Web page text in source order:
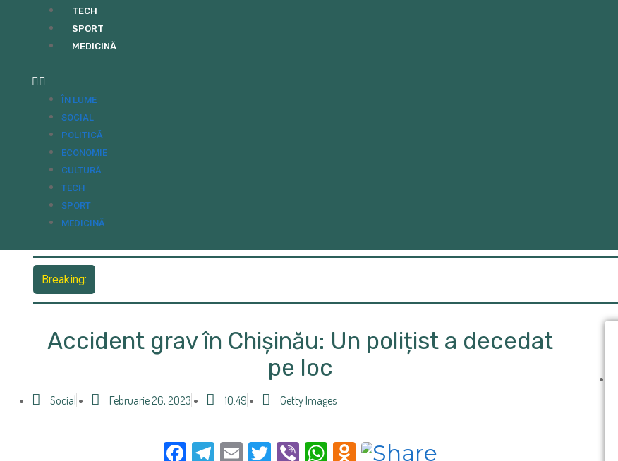
TECH
SPORT
MEDICINĂ
ÎN LUME
SOCIAL
POLITICĂ
ECONOMIE
CULTURĂ
TECH
SPORT
MEDICINĂ
Breaking:
Accident grav în Chișinău: Un polițist a decedat
pe loc
Social Februarie 26, 2023 10:49 Getty Images
Facebook
Telegram
Email
Twitter
ViberWhatsApp
Odnoklassniki